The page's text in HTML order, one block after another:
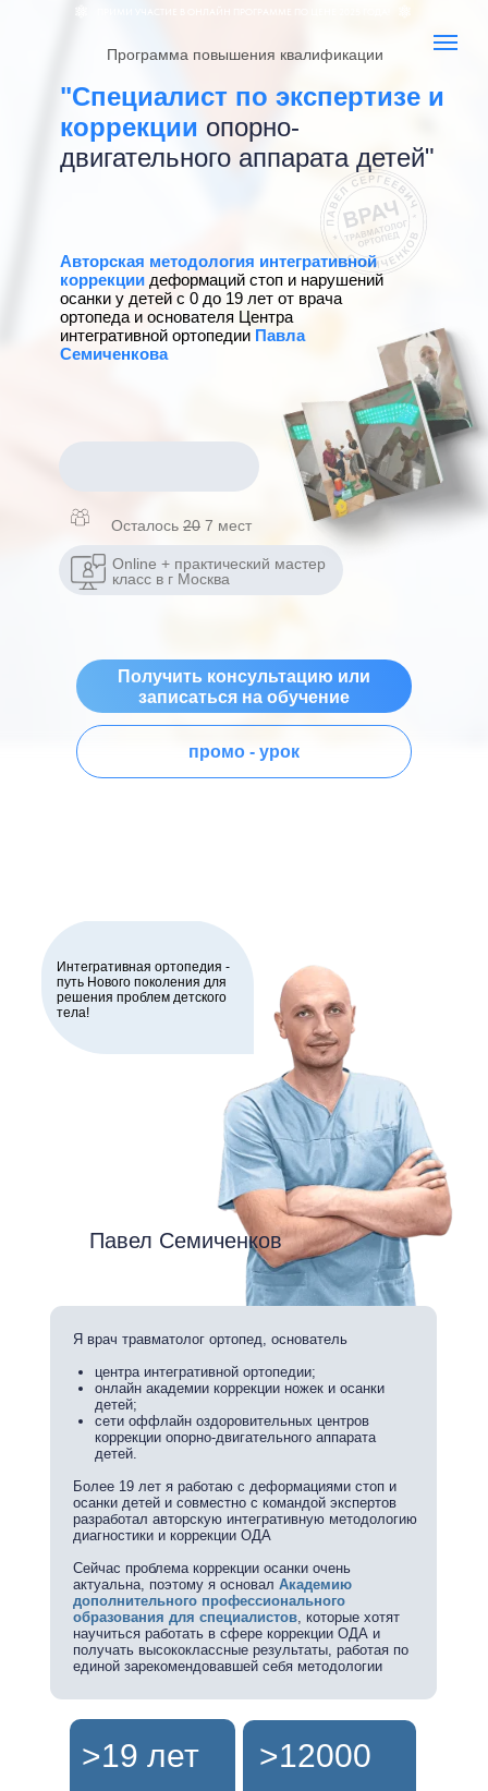
"Специалист по экспертизе и
коррекции опорно-
двигательного аппарата детей"
Авторская методология интегративной
коррекции деформаций стоп и нарушений
осанки у детей с 0 до 19 лет от врача
ортопеда и основателя Центра
интегративной ортопедии Павла
Семиченкова
Оnline + практический мастер
класс в г Москва
Программа повышения квалификации
Осталось 20 7 мест
Получить консультацию или
записаться на обучение
промо - урок
Павел Семиченков
Я врач травматолог ортопед, основатель
центра интегративной ортопедии;
онлайн академии коррекции ножек и осанки
детей;
сети оффлайн оздоровительных центров
коррекции опорно-двигательного аппарата
детей.
Более 19 лет я работаю с деформациями стоп и
осанки детей и совместно с командой экспертов
разработал авторскую интегративную методологию
диагностики и коррекции ОДА
Сейчас проблема коррекции осанки очень
актуальна, поэтому я основал Академию
дополнительного профессионального
образования для специалистов, которые хотят
научиться работать в сфере коррекции ОДА и
получать высококлассные результаты, работая по
единой зарекомендовавшей себя методологии
>12000
>19 лет
Интегративная ортопедия -
путь Нового поколения для
решения проблем детского
тела!